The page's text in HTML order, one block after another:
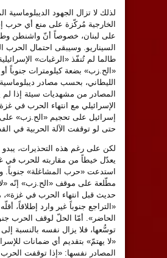
لذلك لا تزال الجهود الديبلوماسية
الخارجية مُركّزة على منع أي حرب
على لبنان، خصوصاً أنّ واشنطن
السيناريو. وسيبقى احتمال الحرب
طالما لم تُنفّذ «الرغبات»
«الح.زب» بضعة كيلومترات جنوباً
الليطاني، بحسب مصادر
المصادر من مشهديات سيئة إذا
الإسرائيلي مع انتهاء الحرب في
إسرائيل على تحجيم «الح.زب» على
حتى لو توقفت الآلة الحربية في
لكن على رغم هذه التحذيرات،
يعدّل خيطاً من مقاربته للحرب في
استدعت «حرب المشاغلة» جنوباً.
مطّلعة على موقف «الح.زب» إنّه
حديث قبل انتهاء الحرب في
«التراجع جنوباً غير وارد إطلاقاً،
الحاضر». أمّا الحلّ لوقف الحرب
توسُّعها، فلا يزال نفسه بالنسبة
«لا يهتمّ» بتقديم أي ضمانات
المصادر نفسها: «إذا توقفت